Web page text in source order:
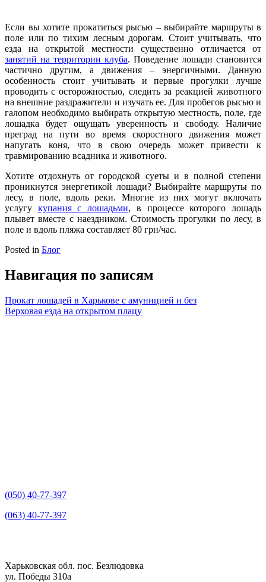
Если вы хотите прокатиться рысью – выбирайте маршруты в
поле или по тихим лесным дорогам. Стоит учитывать, что
езда на открытой местности существенно отличается от
занятий на территории клуба. Поведение лошади становится
частично другим, а движения – энергичными. Данную
особенность стоит учитывать и первые прогулки лучше
проводить с осторожностью, следить за реакцией животного
на внешние раздражители и изучать ее. Для пробегов рысью и
галопом необходимо выбирать открытую местность, поле, где
лошадка будет ощущать уверенность и свободу. Наличие
преград на пути во время скоростного движения может
напугать коня, что в свою очередь может привести к
травмированию всадника и животного.
Хотите отдохнуть от городской суеты и в полной степени
проникнутся энергетикой лошади? Выбирайте маршруты по
лесу, в поле, вдоль реки. Многие из них могут включать
услугу купания с лошадьми, в процессе которого лошадь
плывет вместе с наездником. Стоимость прогулки по лесу, в
поле и вдоль пляжа составляет 80 грн/час.
Posted in Блог
Навигация по записям
Прокат лошадей в Харькове с амуницией и без
Верховая езда на открытом плацу
(050) 40-77-397
(063) 40-77-397
Харьковская обл. пос. Безлюдовка
ул. Победы 310а